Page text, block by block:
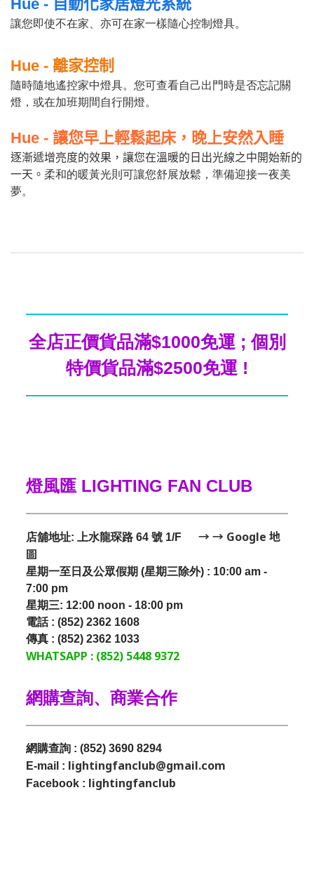
Hue - 自動化家居燈光系統
讓您即使不在家、亦可在家一樣隨心控制燈具。
Hue - 離家控制
隨時隨地遙控家中燈具。您可查看自己出門時是否忘記關
燈，或在加班期間自行開燈。
Hue - 讓您早上輕鬆起床，晚上安然入睡
逐漸遞增亮度的效果，讓您在溫暖的日出光線之中開始新的
一天。 柔和的暖黃光則可讓您舒展放鬆，準備迎接一夜美
夢。
全店正價貨品滿$1000免運 ; 個別
特價貨品滿$2500免運 !
燈風匯 LIGHTING FAN CLUB
店舖地址: 上水龍琛路 64 號 1/F
→ → Google 地
圖
星期一至日及公眾假期 (星期三除外) : 10:00 am -
7:00 pm
星期三: 12:00 noon - 18:00 pm
電話 : (852) 2362 1608
傳真 : (852) 2362 1033
WHATSAPP : (852) 5448 9372
網購查詢、商業合作
網購查詢 : (852) 3690 8294
E-mail : lightingfanclub@gmail.com
Facebook : lightingfanclub